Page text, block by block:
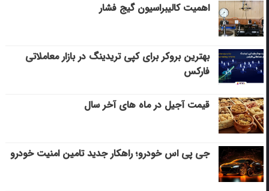
اهمیت کالیبراسیون گیج فشار
بهترین بروکر برای کپی‌ تریدینگ در بازار معاملاتی
فارکس
قیمت آجیل در ماه های آخر سال
جی پی اس خودرو؛ راهکار جدید تامین امنیت خودرو